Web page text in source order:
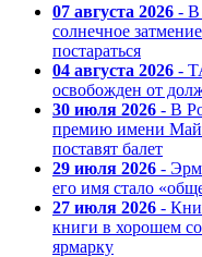
07 августа 2026 - В
солнечное
постараться
04 августа 2026 -
освобожден от
30 июля 2026 - В
премию имени
поставят балет
29 июля 2026 -
его имя стало
27 июля 2026 -
книги в хорошем
ярмарку